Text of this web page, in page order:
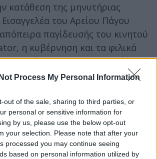
Process My Personal Information
out of the sale, sharing to third parties, or
personal or sensitive information for
by us, please use the below opt-out
your selection. Please note that after your
processed you may continue seeing
based on personal information utilized by
κατάθεση της μηνυτήριας
του Αρείου Πάγου
παγίδευσής του κινητού
η κυβέρνηση και τα φιλικά
προσπάθησαν να υποβαθμίσουν
την καταγγελία μου.
οι Υπουργοί Επικρατείας κ. Γ.
Ψηφιακής Διακυβέρνησης κ.Κ.
με τον τότε Διοικητή της ΕΥΠ κ.
βρέθηκαν να προσπαθούν να